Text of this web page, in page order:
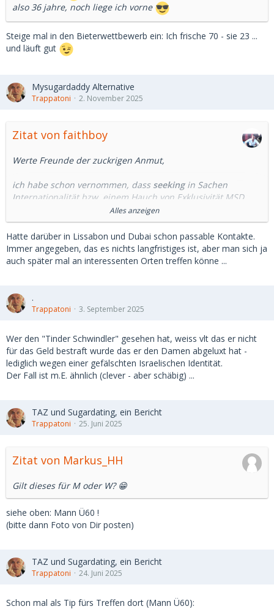
also 36 jahre, noch liege ich vorne
Steige mal in den Bieterwettbewerb ein: Ich frische 70 - sie 23 ...
und läuft gut
Mysugardaddy Alternative
Trappatoni 2. November 2025
Zitat von faithboy
Werte Freunde der zuckrigen Anmut,
ich habe schon vernommen, dass seekingin Sachen
Internationalität bzw. einem Hauch von Exklusivität MSD
gnadenlos den Rang abläuft/-lief.
Nun ist auch diese Seite gewiss nicht in allemder wahre
Jakob,jedoch zielt meine Frage nun auf folgende Aspekte in
Stichsätzen:
- Urlaub (3-4 mal im Jahr stets 2-3 Wochen)
- Urban / Metropolen-like hier ja: Palma & Las Palmas
suchen, finden & letztlich zu generieren? - Einladung in die
BRD ja dann nicht ausgeschlossen.
Oder eher vergebene Mühen resp. Gedanken?
Alles anzeigen
Hatte darüber in Lissabon und Dubai schon passable Kontakte.
Immer angegeben, das es nichts langfristiges ist, aber man sich ja
auch später mal an interessenten Orten treffen könne ...
.
Trappatoni 3. September 2025
Wer den "Tinder Schwindler" gesehen hat, weiss vlt das er nicht
für das Geld bestraft wurde das er den Damen abgeluxt hat -
lediglich wegen einer gefälschten Israelischen Identität.
Der Fall ist m.E. ähnlich (clever - aber schäbig) ...
TAZ und Sugardating, ein Bericht
Trappatoni 25. Juni 2025
Zitat von Markus_HH
Gilt dieses für M oder W? 😁
siehe oben: Mann Ü60 !
(bitte dann Foto von Dir posten)
TAZ und Sugardating, ein Bericht
Trappatoni 24. Juni 2025
Schon mal als Tip fürs Treffen dort (Mann Ü60):